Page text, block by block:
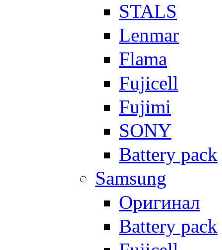
STALS
Lenmar
Flama
Fujicell
Fujimi
SONY
Battery pack
Samsung
Оригинал
Battery pack